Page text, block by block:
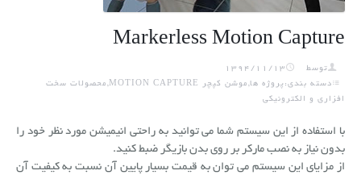
Markerless Motion Capture
توسط
1394/11/13
دسته بندی:پروژه ها,موشن کپچر MOTION CAPTURE,محصولات سخت
افزاری و الکترونیکی
با استفاده از این سیستم شما می توانید به راحتی انیمیشن مورد نظر خود را
بدون نیاز به نصب مارکر بر روی بدن بازیگر ضبط کنید.
از مزایای این سیستم می توان به قیمت بسیار پایین آن نسبت به کیفیت آن